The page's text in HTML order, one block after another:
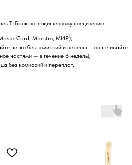
Т-Банк по защищенному соединению.
Maestro, МИР);
легко без комиссий и переплат: оплачивайте
частями — в течение 6 недель);
без комиссий и переплат.